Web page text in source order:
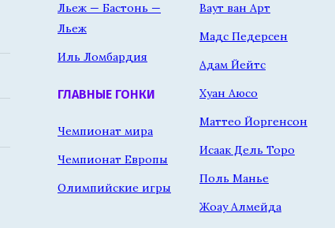
Льеж — Бастонь —
Льеж
Иль Ломбардия
ГЛАВНЫЕ ГОНКИ
Чемпионат мира
Чемпионат Европы
Олимпийские игры
Ваут ван Арт
Мадс Педерсен
Адам Йейтс
Хуан Аюсо
Маттео Йоргенсон
Исаак Дель Торо
Поль Манье
Жоау Алмейда